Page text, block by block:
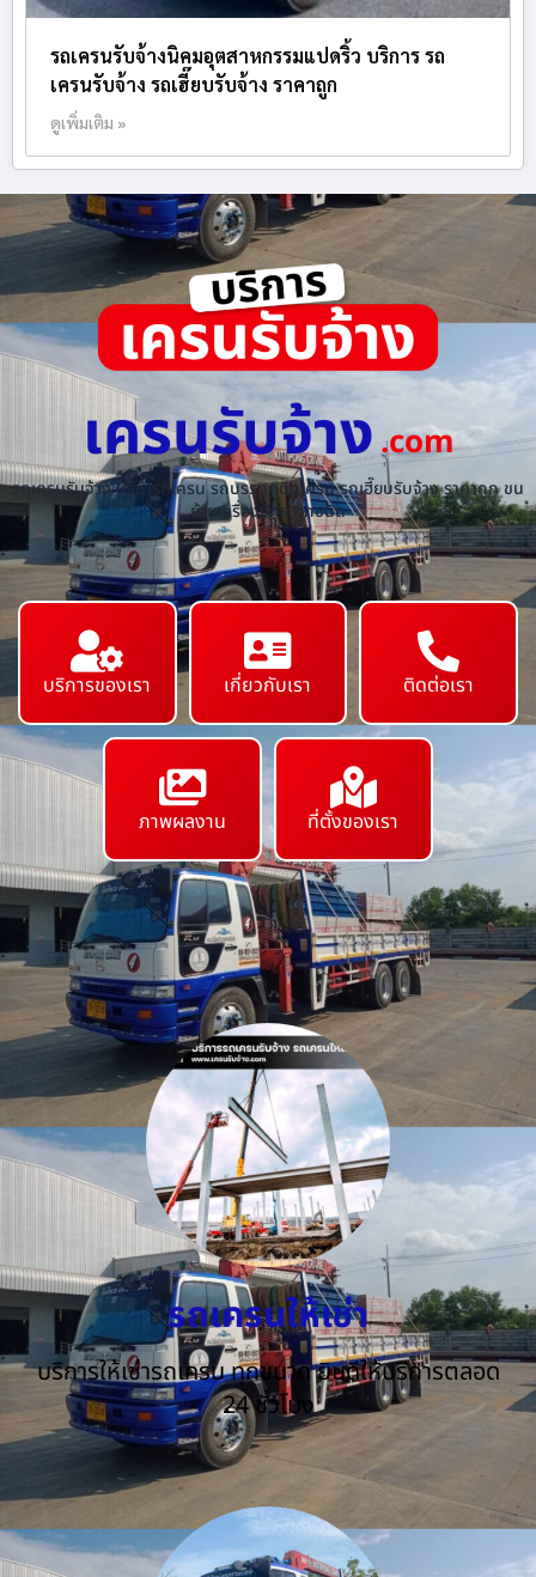
รถเครนรับจ้างนิคมอุตสาหกรรมแปดริ้ว บริการ รถ
เครนรับจ้าง รถเฮี๊ยบรับจ้าง ราคาถูก
ดูเพิ่มเติม »
เครนรับจ้าง.com
รถเครนรับจ้าง ให้เช่ารถเครน รถบรรทุกติดเครน รถเฮี๊ยบรับจ้าง ราคาถูก ขน
ย้ายเครื่องจักร ทุกชนิด
บริการของเรา เกี่ยวกับเรา ติดต่อเรา
ภาพผลงาน ที่ตั้งของเรา
รถเครนให้เช่า
บริการให้เช่ารถเครน ทุกขนาด ยินดีให้บริการตลอด
24 ชั่วโมง